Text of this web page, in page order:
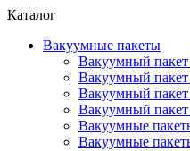
Каталог
Вакуумные пакеты
Вакуумный
Вакуумный
Вакуумный
Вакуумный
Вакуумные
Вакуумные